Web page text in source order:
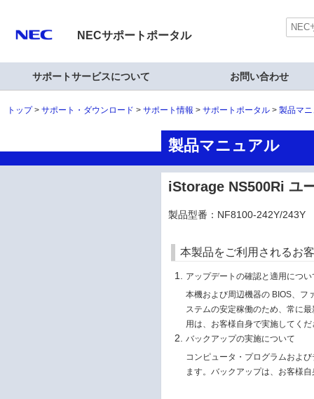
NECサポートポータル
サポートサービスについて お問い合わせ
トップ サポート・ダウンロード サポート情報 サポートポータル 製品マ
製品マニュアル
iStorage NS500Ri ユ
製品型番：NF8100-242Y/243Y
本製品をご利用されるお
アップデートの確認と適用につい
本機および周辺機器の BIOS、フ
ステムの安定稼働のため、常に
用は、お客様自身で実施してくだ
バックアップの実施について
コンピュータ・プログラムおよ
ます。バックアップは、お客様